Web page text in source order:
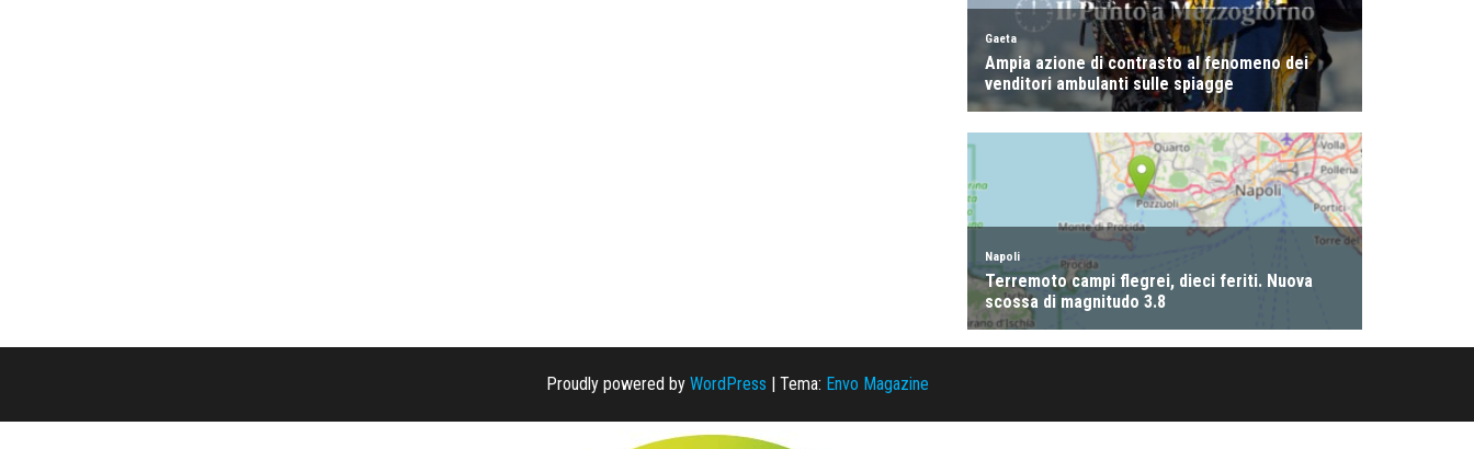
Proudly powered by WordPress | Tema: Envo Magazine